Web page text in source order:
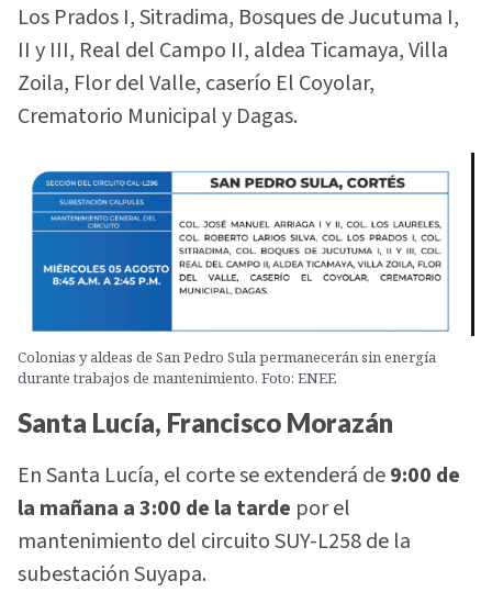
Los Prados I, Sitradima, Bosques de Jucutuma I,
II y III, Real del Campo II, aldea Ticamaya, Villa
Zoila, Flor del Valle, caserío El Coyolar,
Crematorio Municipal y Dagas.
Colonias y aldeas de San Pedro Sula permanecerán sin energía
durante trabajos de mantenimiento. Foto: ENEE
Santa Lucía, Francisco Morazán
En Santa Lucía, el corte se extenderá de9:00 de
la mañana a 3:00 de la tarde por el
mantenimiento del circuito SUY-L258 de la
subestación Suyapa.